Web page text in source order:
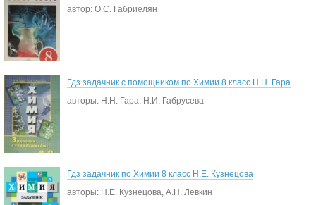
автор: О.С. Габриелян
Гдз задачник с помощником по Химии 8 класс Н.Н. Гара
авторы: Н.Н. Гара, Н.И. Габрусева
Гдз задачник по Химии 8 класс Н.Е. Кузнецова
авторы: Н.Е. Кузнецова, А.Н. Левкин